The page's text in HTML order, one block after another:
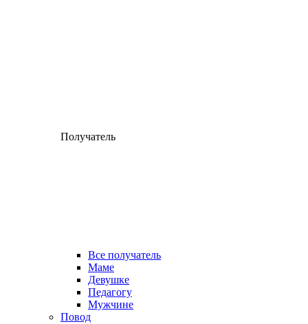
Получатель
Все получатель
Маме
Девушке
Педагогу
Мужчине
Повод